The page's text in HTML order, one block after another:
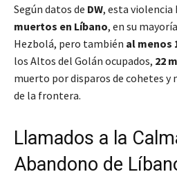
Según datos de DW, esta violencia
muertos en Líbano, en su
Hezbolá, pero también al menos
los Altos del Golán ocupados, 22
muerto por disparos de cohetes y
de la frontera.
Llamados a la
Abandono de